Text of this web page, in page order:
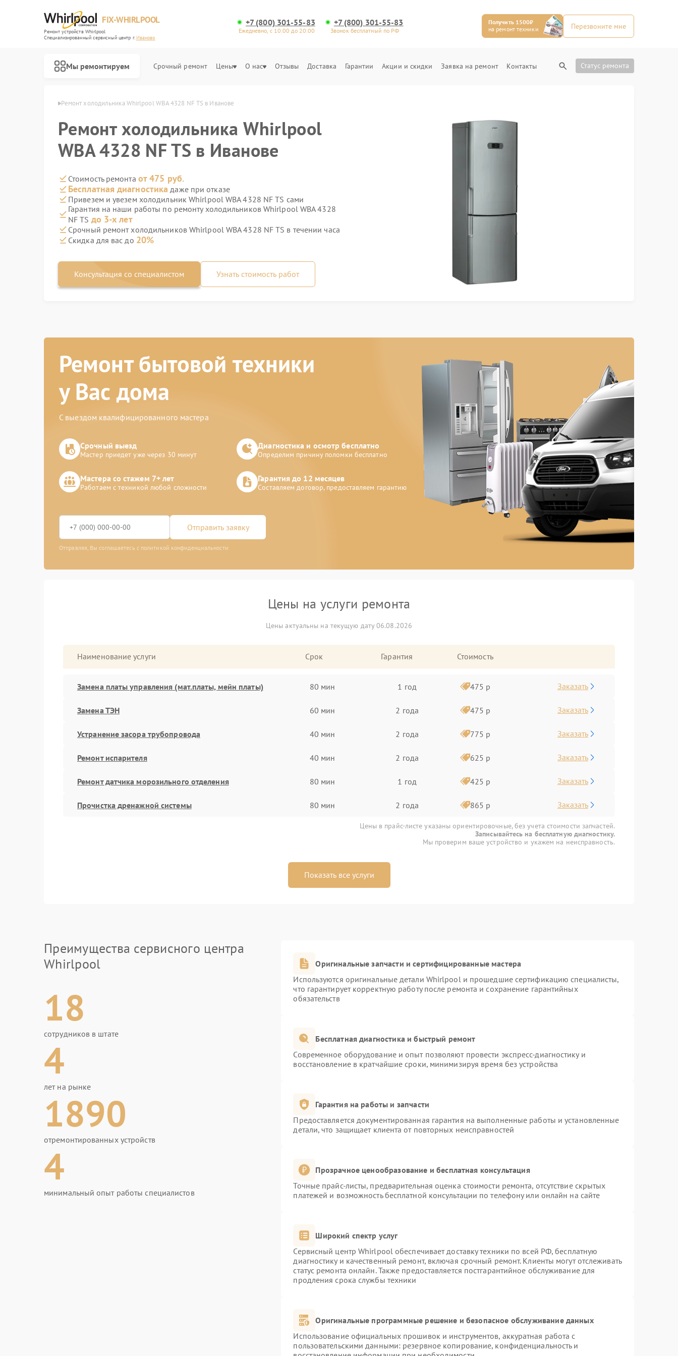
FIX-WHIRLPOOL
Ремонт устройств Whirlpool
Специализированный cервисный центр г. Иваново
+7 (800) 301-55-83
Ежедневно, с 10:00 до 20:00
+7 (800) 301-55-83
Звонок бесплатный по РФ
Получить 1500₽
на ремонт техники
Перезвоните мне
Мы ремонтируем Срочный ремонт Цены О нас Отзывы Доставка Гарантии Акции и скидки Заявка на ремонт Контакты Статус ремонта
Ремонт холодильника Whirlpool WBA 4328 NF TS в Иванове
Ремонт холодильника Whirlpool
WBA 4328 NF TS в Иванове
Стоимость ремонта от 475 руб.
Бесплатная диагностика даже при отказе
Привезем и увезем холодильник Whirlpool WBA 4328 NF TS сами
Гарантия на наши работы по ремонту холодильников Whirlpool WBA 4328
NF TS до 3-х лет
Срочный ремонт холодильников Whirlpool WBA 4328 NF TS в течении часа
Скидка для вас до 20%
Консультация со специалистом Узнать стоимость работ
Ремонт бытовой техники
у Вас дома
С выездом квалифицированного мастера
Срочный выезд
Мастер приедет уже через 30 минут
Диагностика и осмотр бесплатно
Определим причину поломки бесплатно
Мастера со стажем 7+ лет
Работаем с техникой любой сложности
Гарантия до 12 месяцев
Составляем договор, предоставляем гарантию
Отправить заявку
Отправляя, Вы соглашаетесь с политикой конфиденциальности
Цены на услуги ремонта
Цены актуальны на текущую дату 06.08.2026
Наименование услуги Срок Гарантия Стоимость
Замена платы управления (мат.платы, мейн платы) 80 мин 1 год 475 р Заказать
Замена ТЭН 60 мин 2 года 475 р Заказать
Устранение засора трубопровода 40 мин 2 года 775 р Заказать
Ремонт испарителя 40 мин 2 года 625 р Заказать
Ремонт датчика морозильного отделения 80 мин 1 год 425 р Заказать
Прочистка дренажной системы 80 мин 2 года 865 р Заказать
Цены в прайс-листе указаны ориентировочные, без учета стоимости запчастей.
Записывайтесь на бесплатную диагностику.
Мы проверим ваше устройство и укажем на неисправность.
Показать все услуги
Преимущества сервисного центра
Whirlpool
18
сотрудников в штате
4
лет на рынке
1890
отремонтированных устройств
4
минимальный опыт работы специалистов
Оригинальные запчасти и сертифицированные мастера
Используются оригинальные детали Whirlpool и прошедшие сертификацию специалисты,
что гарантирует корректную работу после ремонта и сохранение гарантийных
обязательств
Бесплатная диагностика и быстрый ремонт
Современное оборудование и опыт позволяют провести экспресс-диагностику и
восстановление в кратчайшие сроки, минимизируя время без устройства
Гарантия на работы и запчасти
Предоставляется документированная гарантия на выполненные работы и установленные
детали, что защищает клиента от повторных неисправностей
Прозрачное ценообразование и бесплатная консультация
Точные прайс-листы, предварительная оценка стоимости ремонта, отсутствие скрытых
платежей и возможность бесплатной консультации по телефону или онлайн на сайте
Широкий спектр услуг
Сервисный центр Whirlpool обеспечивает доставку техники по всей РФ, бесплатную
диагностику и качественный ремонт, включая срочный ремонт. Клиенты могут отслеживать
статус ремонта онлайн. Также предоставляется постгарантийное обслуживание для
продления срока службы техники
Оригинальные программные решение и безопасное обслуживание данных
Использование официальных прошивок и инструментов, аккуратная работа с
пользовательскими данными: резервное копирование, конфиденциальность и